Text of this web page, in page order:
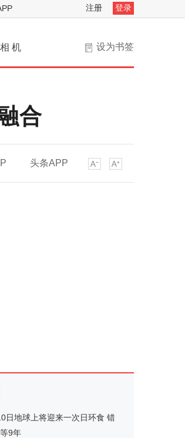
注册 登录
设为书签
相 机
合
头条APP
日地球上将迎来一次日环食 错
9年